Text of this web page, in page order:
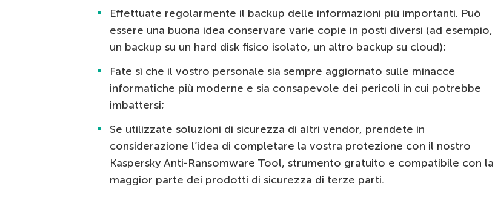
Effettuate regolarmente il backup delle informazioni più importanti. Può
essere una buona idea conservare varie copie in posti diversi (ad esempio,
un backup su un hard disk fisico isolato, un altro backup su cloud);
Fate sì che il vostro personale sia sempre aggiornato sulle minacce
informatiche più moderne e sia consapevole dei pericoli in cui potrebbe
imbattersi;
Se utilizzate soluzioni di sicurezza di altri vendor, prendete in
considerazione l’idea di completare la vostra protezione con il nostro
Kaspersky Anti-Ransomware Tool, strumento gratuito e compatibile con la
maggior parte dei prodotti di sicurezza di terze parti.